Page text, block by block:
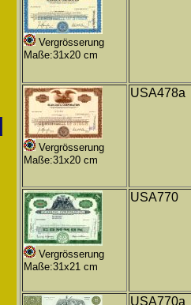
Vergrösserung
Maße:31x20 cm
Vergrösserung
Maße:31x20 cm
USA478a
Vergrösserung
Maße:31x21 cm
USA770
USA770a